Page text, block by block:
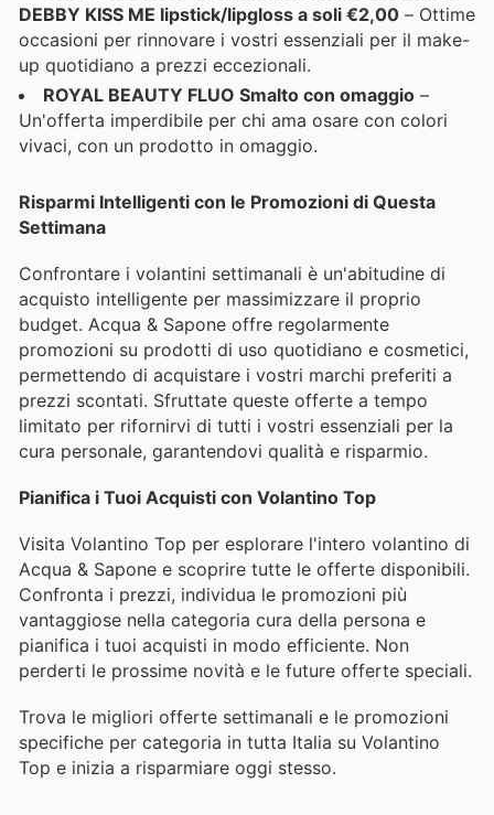
DEBBY KISS ME lipstick/lipgloss a soli €2,00 – Ottime
occasioni per rinnovare i vostri essenziali per il make-
up quotidiano a prezzi eccezionali.
ROYAL BEAUTY FLUO Smalto con omaggio –
Un'offerta imperdibile per chi ama osare con colori
vivaci, con un prodotto in omaggio.
Risparmi Intelligenti con le Promozioni di Questa
Settimana
Confrontare i volantini settimanali è un'abitudine di
acquisto intelligente per massimizzare il proprio
budget. Acqua & Sapone offre regolarmente
promozioni su prodotti di uso quotidiano e cosmetici,
permettendo di acquistare i vostri marchi preferiti a
prezzi scontati. Sfruttate queste offerte a tempo
limitato per rifornirvi di tutti i vostri essenziali per la
cura personale, garantendovi qualità e risparmio.
Pianifica i Tuoi Acquisti con Volantino Top
Visita Volantino Top per esplorare l'intero volantino di
Acqua & Sapone e scoprire tutte le offerte disponibili.
Confronta i prezzi, individua le promozioni più
vantaggiose nella categoria cura della persona e
pianifica i tuoi acquisti in modo efficiente. Non
perderti le prossime novità e le future offerte speciali.
Trova le migliori offerte settimanali e le promozioni
specifiche per categoria in tutta Italia su Volantino
Top e inizia a risparmiare oggi stesso.